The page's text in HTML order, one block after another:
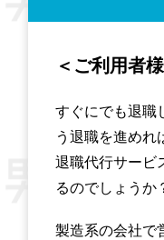
＜ご利用者
すぐにでも退職
う退職を進めれ
退職代行サービ
るのでしょうか
製造系の会社で